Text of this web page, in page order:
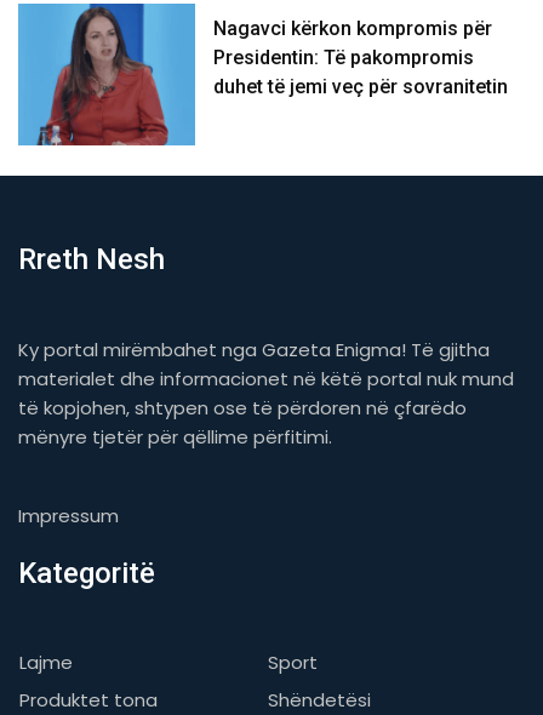
Nagavci kërkon kompromis për
Presidentin: Të pakompromis
duhet të jemi veç për sovranitetin
Rreth Nesh
Ky portal mirëmbahet nga Gazeta Enigma! Të gjitha
materialet dhe informacionet në këtë portal nuk mund
të kopjohen, shtypen ose të përdoren në çfarëdo
mënyre tjetër për qëllime përfitimi.
Impressum
Kategoritë
Lajme
Sport
Produktet tona
Shëndetësi